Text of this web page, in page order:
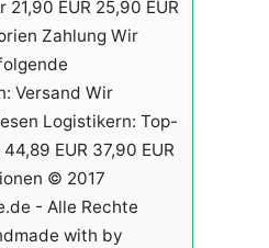
EUR 25,90 EUR
Zahlung Wir
Versand Wir
Logistikern: Top-
EUR 37,90 EUR
© 2017
- Alle Rechte
with by